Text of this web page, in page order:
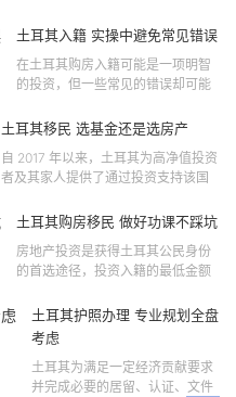
121 号法律公告，并随后根据2024
土耳其入籍 实操中避免常见错误
在土耳其购房入籍可能是一项明智
的投资，但一些常见的错误却可能
失。许多投资者轻信营销宣传或不
土耳其移民 选基金还是选房产
自 2017 年以来，土耳其为高净值投资
者及其家人提供了通过投资支持该国
会。 该计划的一大亮点在于其涵盖广
土耳其购房移民 做好功课不踩坑
房地产投资是获得土耳其公民身份
的首选途径，投资入籍的最低金额
二手房产。这一门槛自2019年调整
以来一直未变，适用于经持牌...
土耳其护照办理 专业规划全盘
考虑
土耳其为满足一定经济贡献要求
并完成必要的居留、认证、文件